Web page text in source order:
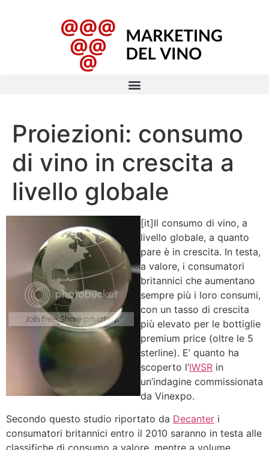
Proiezioni: consumo
di vino in crescita a
livello globale
[it]Il consumo di vino, a
livello globale, a quanto
pare è in crescita. In testa,
a valore, i consumatori
britannici che aumentano
sempre più i loro consumi,
con un tasso di crescita
più elevato per le bottiglie
premium price (oltre le 5
sterline). E’ quanto ha
scoperto l’IWSR in
un’indagine commissionata
da Vinexpo.
Secondo questo studio riportato da Decanter i
consumatori britannici entro il 2010 saranno in testa alle